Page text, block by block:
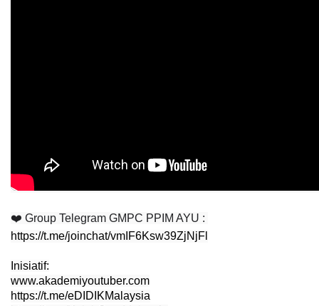
❤️ Group Telegram GMPC PPIM AYU :
https://t.me/joinchat/vmIF6Ksw39ZjNjFl
www.akademiyoutuber.com
https://t.me/eDIDIKMalaysia